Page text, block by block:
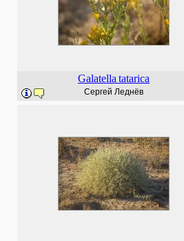
Galatella tatarica
Сергей Леднёв